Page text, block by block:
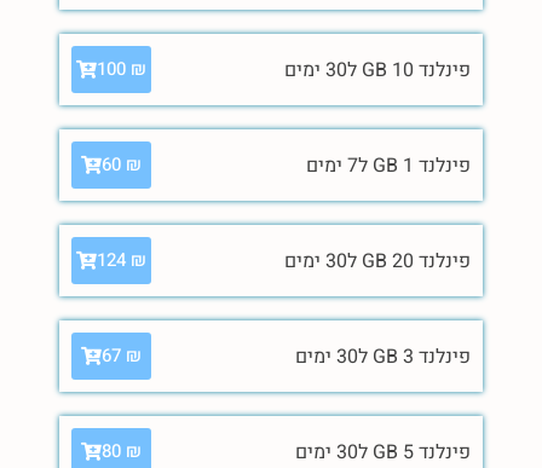
פינלנד 10 GB ל30 ימים 100 ₪
פינלנד 1 GB ל7 ימים 60 ₪
פינלנד 20 GB ל30 ימים 124 ₪
פינלנד 3 GB ל30 ימים 67 ₪
פינלנד 5 GB ל30 ימים 80 ₪